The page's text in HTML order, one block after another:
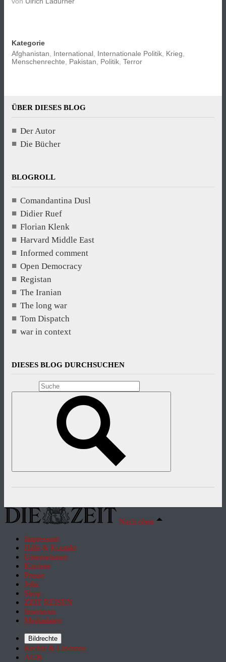
Kategorie
Afghanistan, International, Internationale Politik, Krieg,
Menschenrechte, Pakistan, Politik, Terror
ÜBER DIESES BLOG
Der Autor
Die Bücher
BLOGROLL
Comandantina Dusl
Didier Ruef
Florian Klenk
Harvard Middle East
Informed comment
Open Democracy
Registan
The Iranian
The long war
Tom Dispatch
war in context
DIESES BLOG DURCHSUCHEN
Nach oben
Impressum
Hilfe & Kontakt
Unternehmen
Karriere
Presse
Jobs
Shop
ZEIT REISEN
Inserieren
Mediadaten
Bildrechte
Rechte & Lizenzen
AGB